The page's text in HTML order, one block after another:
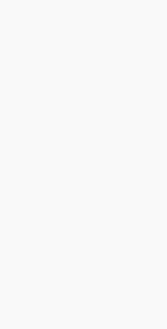
動車輛充電設施。
個停車場提供約328個電動
加的電動車數目，為妥善
位置被濫用，我們經已在
收費系統」。車主如停泊
費用外，還需額外支付佔
況，在情況允許下考慮逐
充電設施。
Reader來閱覽，如需